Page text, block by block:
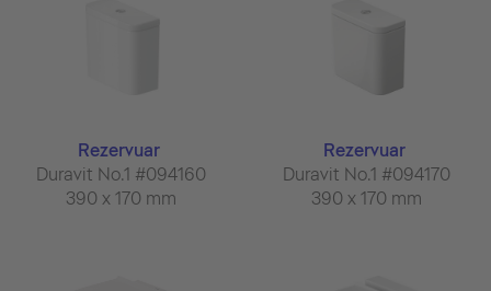
Rezervuar
Duravit No.1 #094160
390 x 170 mm
Rezervuar
Duravit No.1 #094170
390 x 170 mm